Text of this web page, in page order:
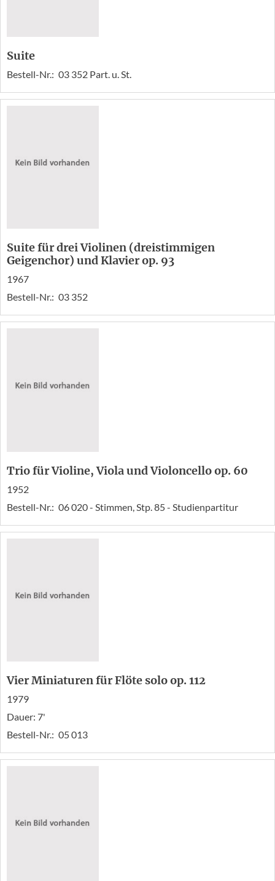
Suite
Bestell-Nr.: 03 352 Part. u. St.
Suite für drei Violinen (dreistimmigen
Geigenchor) und Klavier op. 93
1967
Bestell-Nr.: 03 352
Trio für Violine, Viola und Violoncello op. 60
1952
Bestell-Nr.: 06 020 - Stimmen, Stp. 85 - Studienpartitur
Vier Miniaturen für Flöte solo op. 112
1979
Dauer: 7'
Bestell-Nr.: 05 013